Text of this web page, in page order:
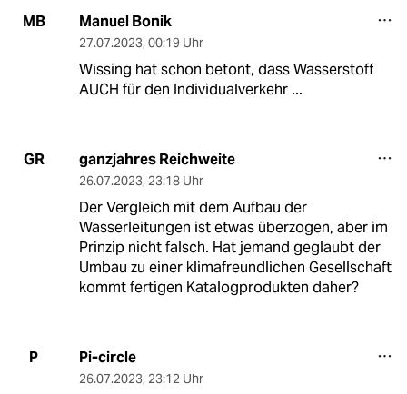
MB Manuel Bonik
27.07.2023, 00:19 Uhr
Wissing hat schon betont, dass Wasserstoff
AUCH für den Individualverkehr ...
GR ganzjahres Reichweite
26.07.2023, 23:18 Uhr
Der Vergleich mit dem Aufbau der
Wasserleitungen ist etwas überzogen, aber im
Prinzip nicht falsch. Hat jemand geglaubt der
Umbau zu einer klimafreundlichen Gesellschaft
kommt fertigen Katalogprodukten daher?
P Pi-circle
26.07.2023, 23:12 Uhr